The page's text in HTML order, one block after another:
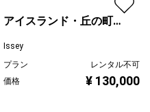
アイスランド・丘の町並
Issey
プラン
レンタル不可
価格
¥ 130,000